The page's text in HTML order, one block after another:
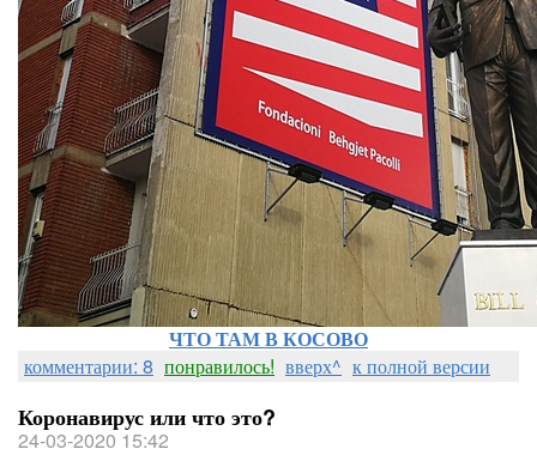
ЧТО ТАМ В КОСОВО
комментарии: 8 понравилось! вверх^ к полной версии
Коронавирус или что это?
24-03-2020 15:42